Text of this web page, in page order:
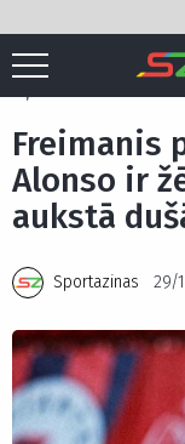
Sākums Basketbols /
Freimanis
Alonso ir
aukstā
Sportazinas 29/